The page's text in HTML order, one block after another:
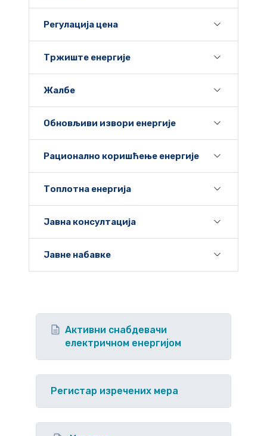
Регулација цена
Тржиште енергије
Жалбе
Обновљиви извори енергије
Рационално коришћење енергије
Топлотна енергија
Јавна консултација
Јавне набавке
Активни снабдевачи
електричном енергијом
Регистар изречених мера